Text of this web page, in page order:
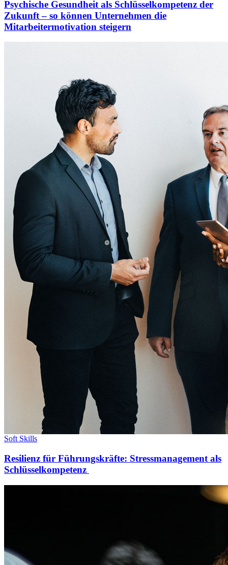
Psychische Gesundheit als Schlüsselkompetenz der
Zukunft – so können Unternehmen die
Mitarbeitermotivation steigern
Soft Skills
Resilienz für Führungskräfte: Stressmanagement als
Schlüsselkompetenz